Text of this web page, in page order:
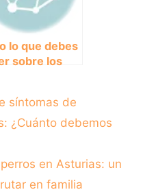
lo que debes
sobre los
y más
síntomas de
¿Cuánto debemos
en Asturias: un
en familia